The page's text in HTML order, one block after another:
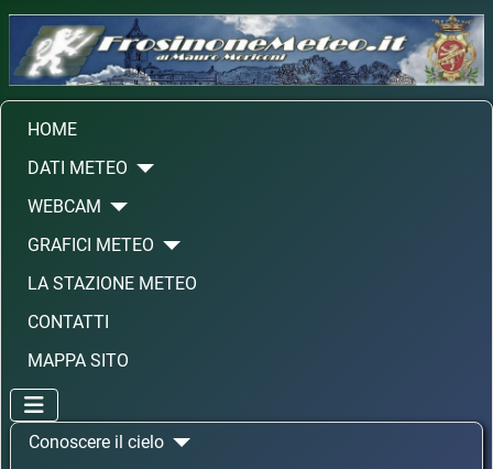
HOME
DATI METEO
WEBCAM
GRAFICI METEO
LA STAZIONE METEO
CONTATTI
MAPPA SITO
Conoscere il cielo